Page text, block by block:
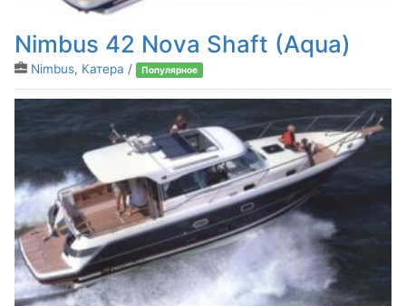
Nimbus 42 Nova Shaft (Aqua)
Nimbus, Катера / Популярное